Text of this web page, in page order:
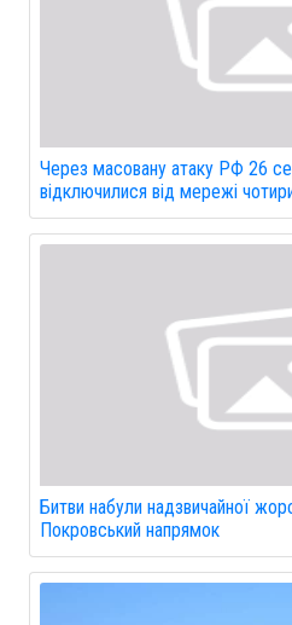
Через масовану атаку РФ 26
відключилися від мережі
Битви набули надзвичайної
Покровський напрямок